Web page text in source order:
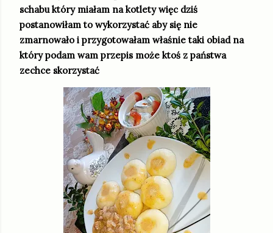
schabu który miałam na kotlety więc dziś
postanowiłam to wykorzystać aby się nie
zmarnowało i przygotowałam właśnie taki obiad na
który podam wam przepis może ktoś z państwa
zechce skorzystać